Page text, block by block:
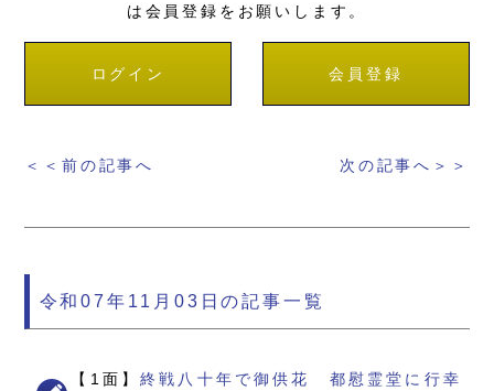
は会員登録をお願いします。
ログイン 会員登録
＜＜前の記事へ 次の記事へ＞＞
令和07年11月03日の記事一覧
【1面】終戦八十年で御供花 都慰霊堂に行幸